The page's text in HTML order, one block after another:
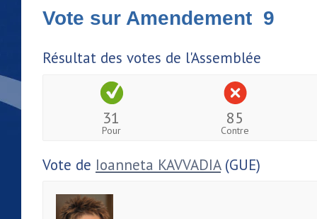
Vote sur Amendement 9
Résultat des votes de l'Assemblée
31
Pour
85
Contre
Vote de Ioanneta KAVVADIA(GUE)